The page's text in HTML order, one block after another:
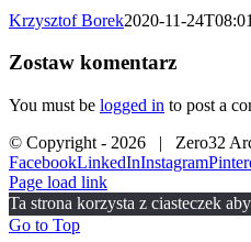
Krzysztof Borek2020-11-
Zostaw komentarz
You must be logged in to post a
© Copyright - 2026 | Zero32
FacebookLinkedInInstagram
Page load link
Ta strona korzysta z ciasteczek
Go to Top